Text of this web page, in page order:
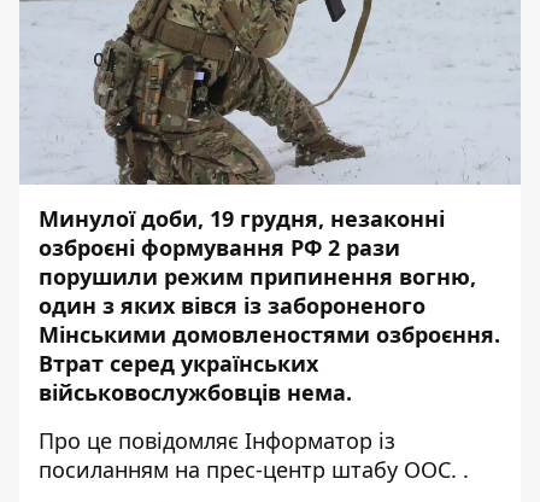
Минулої доби, 19 грудня, незаконні
озброєні формування РФ 2 рази
порушили режим припинення вогню,
один з яких вівся із забороненого
Мінськими домовленостями озброєння.
Втрат серед українських
військовослужбовців нема.
Про це повідомляє Інформатор із
посиланням на прес-центр штабу ООС. .